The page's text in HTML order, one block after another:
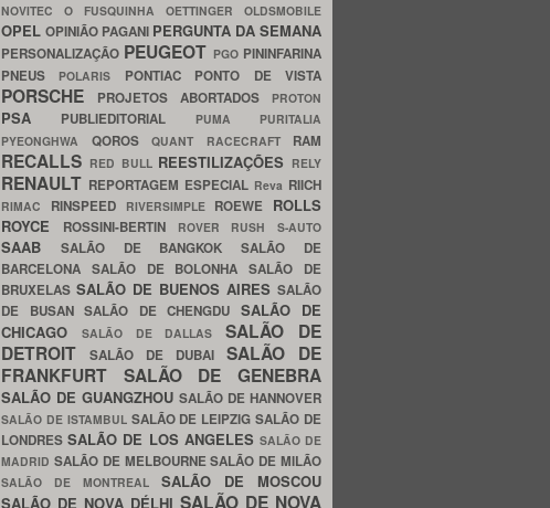
NOVITEC O FUSQUINHA OETTINGER OLDSMOBILE
OPEL OPINIÃO PAGANI PERGUNTA DA SEMANA
PERSONALIZAÇÃO PEUGEOT PGO PININFARINA
PNEUS
POLARIS PONTIAC PONTO DE VISTA
PORSCHE PROJETOS ABORTADOS PROTON
PSA PUBLIEDITORIAL PUMA PURITALIA
PYEONGHWA QOROS QUANT RACECRAFT RAM
RECALLS RED BULL REESTILIZAÇÕES RELY
RENAULT REPORTAGEM ESPECIAL Reva RIICH
RIMAC RINSPEED RIVERSIMPLE ROEWE ROLLS
ROYCE
ROSSINI-BERTIN ROVER RUSH S-AUTO
SAAB SALÃO DE BANGKOKSALÃO DE
BARCELONA SALÃO DE BOLONHASALÃO DE
BRUXELAS SALÃO DE BUENOS AIRES SALÃO
DE BUSAN SALÃO DE CHENGDU SALÃO DE
CHICAGO
SALÃO DE DALLASSALÃO DE
DETROIT
SALÃO DE DUBAI SALÃO DE
FRANKFURT SALÃO DE GENEBRA
SALÃO DE GUANGZHOU SALÃO DE HANNOVER
SALÃO DE ISTAMBUL SALÃO DE LEIPZIGSALÃO DE
LONDRESSALÃO DE LOS ANGELES SALÃO DE
MADRID SALÃO DE MELBOURNESALÃO DE MILÃO
SALÃO DE MONTREAL SALÃO DE MOSCOU
SALÃO DE NOVA DÉLHI SALÃO DE NOVA